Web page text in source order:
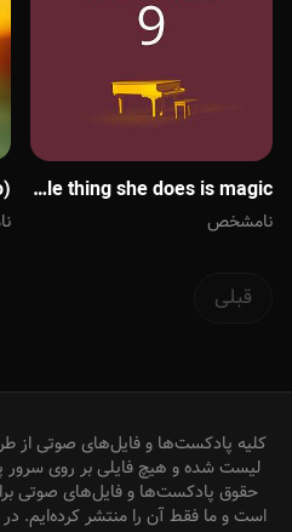
ambre - chris snelling every little thing she does is magic(ار فر پیانو)
نامشخص
قبلی
کلیه پادکست‌ها و فایل‌های صوتی از
لیست شده و هیچ فایلی بر روی سرور
حقوق پادکست‌ها و فایل‌های صوتی
است و ما فقط آن را منتشر کرده‌ایم.